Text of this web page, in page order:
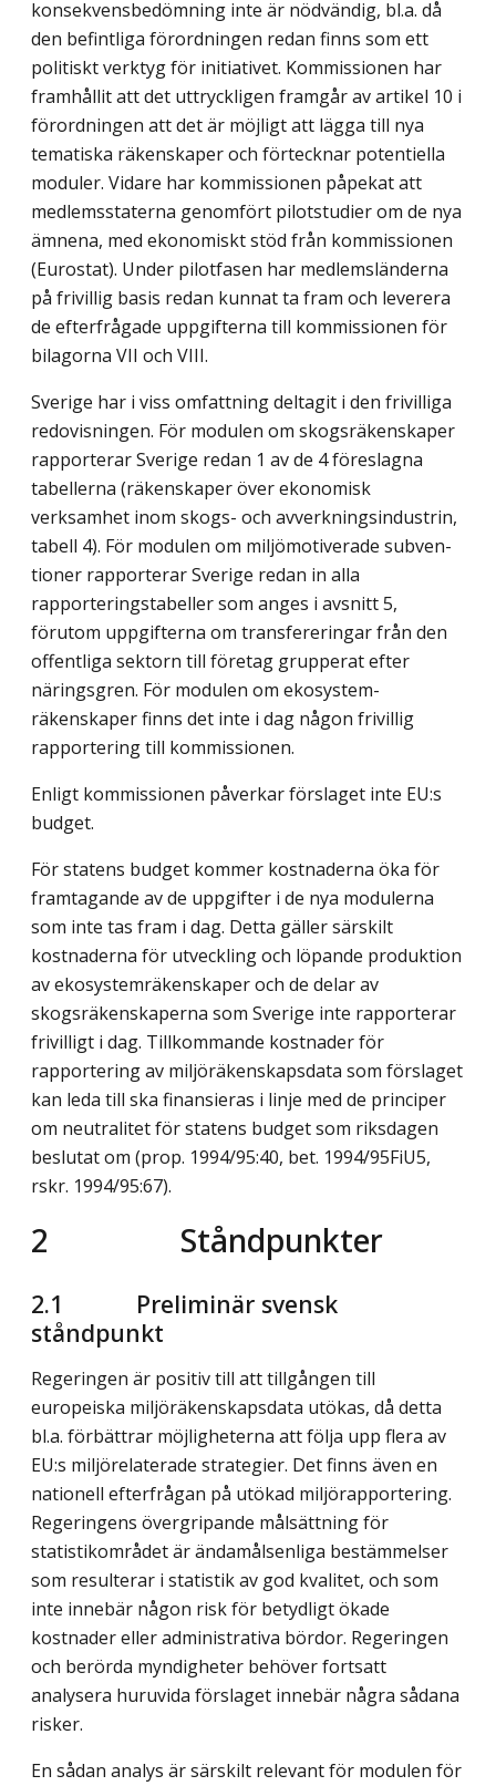
konsekvensbedömning inte är nödvändig, bl.a. då
den befintliga förordningen redan finns som ett
politiskt verktyg för initiativet. Kommissionen har
framhållit att det uttryckligen framgår av artikel 10 i
förordningen att det är möjligt att lägga till nya
tematiska räkenskaper och förtecknar potentiella
moduler. Vidare har kommissionen påpekat att
medlemsstaterna genomfört pilotstudier om de nya
ämnena, med ekonomiskt stöd från kommissionen
(Eurostat). Under pilotfasen har medlemsländerna
på frivillig basis redan kunnat ta fram och leverera
de efterfrågade uppgifterna till kommissionen för
bilagorna VII och VIII.
Sverige har i viss omfattning deltagit i den frivilliga
redovisningen. För modulen om skogsräkenskaper
rapporterar Sverige redan 1 av de 4 föreslagna
tabellerna (räkenskaper över ekonomisk
verksamhet inom skogs- och avverkningsindustrin,
tabell 4). För modulen om miljömotiverade sub­ven­
tioner rapporterar Sverige redan in alla
rapporteringstabeller som anges i avsnitt 5,
förutom uppgifterna om transfereringar från den
offentliga sektorn till företag grupperat efter
näringsgren. För modulen om ekosystem­
räkenskaper finns det inte i dag någon frivillig
rapportering till kom­missionen.
Enligt kommissionen påverkar förslaget inte EU:s
budget.
För statens budget kommer kostnaderna öka för
framtagande av de uppgifter i de nya modulerna
som inte tas fram i dag. Detta gäller särskilt
kostnaderna för utveckling och löpande produktion
av ekosystemräkenskaper och de delar av
skogsräkenskaperna som Sverige inte rapporterar
frivilligt i dag. Till­kommande kostnader för
rapportering av miljöräkenskapsdata som förslaget
kan leda till ska finansieras i linje med de principer
om neutralitet för statens budget som riksdagen
beslutat om (prop. 1994/95:40, bet. 1994/95FiU5,
rskr. 1994/95:67).
2 Ståndpunkter
2.1 Preliminär svensk
ståndpunkt
Regeringen är positiv till att tillgången till
europeiska miljöräkenskapsdata utökas, då detta
bl.a. förbättrar möjligheterna att följa upp flera av
EU:s miljörelaterade strategier. Det finns även en
nationell efterfrågan på utökad miljörapportering.
Regeringens övergripande målsättning för
statistik­området är ändamålsenliga bestämmelser
som resulterar i statistik av god kvalitet, och som
inte innebär någon risk för betydligt ökade
kostnader eller administrativa bördor. Rege­ringen
och berörda myndigheter behöver fortsatt
analysera huruvida förslaget innebär några sådana
risker.
En sådan analys är särskilt relevant för modulen för